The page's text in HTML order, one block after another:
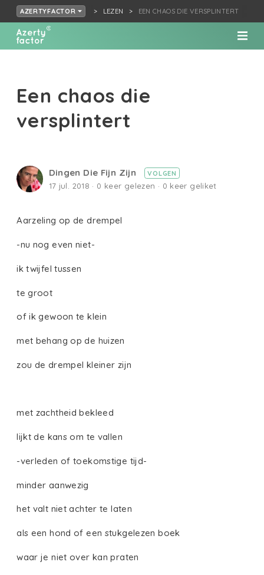
AZERTYFACTOR LEZEN EEN CHAOS DIE VERSPLINTERT
Een chaos die
versplintert
Dingen Die Fijn Zijn VOLGEN
17 jul. 2018 · 0 keer gelezen · 0 keer geliket
Aarzeling op de drempel
-nu nog even niet-
ik twijfel tussen
te groot
of ik gewoon te klein
met behang op de huizen
zou de drempel kleiner zijn
met zachtheid bekleed
lijkt de kans om te vallen
-verleden of toekomstige tijd-
minder aanwezig
het valt niet achter te laten
als een hond of een stukgelezen boek
waar je niet over kan praten